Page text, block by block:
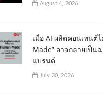
August 4, 2026
เมื่อ AI ผลิตคอนเทนต์
Made” อาจกลายเป็น
แบรนด์
July 30, 2026